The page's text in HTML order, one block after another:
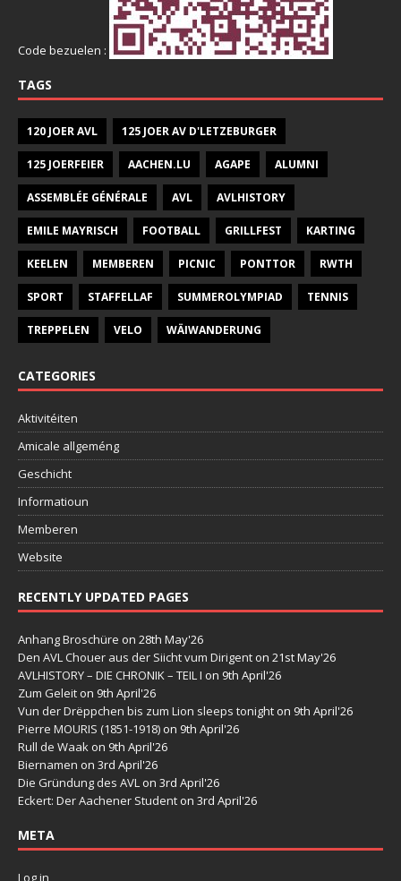
Code bezuelen :
TAGS
120 JOER AVL 125 JOER AV D'LETZEBURGER
125 JOERFEIER AACHEN.LU AGAPE ALUMNI
ASSEMBLÉE GÉNÉRALE AVL AVLHISTORY
EMILE MAYRISCH FOOTBALL GRILLFEST KARTING
KEELEN MEMBEREN PICNIC PONTTOR RWTH
SPORT STAFFELLAF SUMMEROLYMPIAD TENNIS
TREPPELEN VELO WÄIWANDERUNG
CATEGORIES
Aktivitéiten
Amicale allgeméng
Geschicht
Informatioun
Memberen
Website
RECENTLY UPDATED PAGES
Anhang Broschüre on 28th May'26
Den AVL Chouer aus der Siicht vum Dirigent on 21st May'26
AVLHISTORY – DIE CHRONIK – TEIL I on 9th April'26
Zum Geleit on 9th April'26
Vun der Drëppchen bis zum Lion sleeps tonight on 9th April'26
Pierre MOURIS (1851-1918) on 9th April'26
Rull de Waak on 9th April'26
Biernamen on 3rd April'26
Die Gründung des AVL on 3rd April'26
Eckert: Der Aachener Student on 3rd April'26
META
Log in